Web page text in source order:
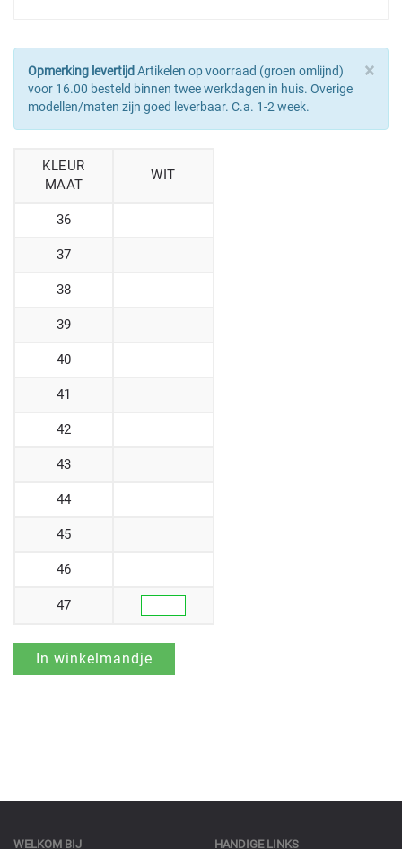
×
Opmerking levertijd Artikelen op voorraad (groen omlijnd)
voor 16.00 besteld binnen twee werkdagen in huis. Overige
modellen/maten zijn goed leverbaar. C.a. 1-2 week.
KLEUR
MAAT
WIT
36
37
38
39
40
41
42
43
44
45
46
47
WELKOM BIJ
HANDIGE LINKS